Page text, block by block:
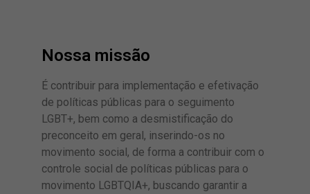
Nossa missão
É contribuir para implementação e efetivação
de políticas públicas para o seguimento
LGBT+, bem como a desmistificação do
preconceito em geral, inserindo-os no
movimento social, de forma a contribuir com o
controle social de políticas públicas para o
movimento LGBTQIA+, buscando garantir a